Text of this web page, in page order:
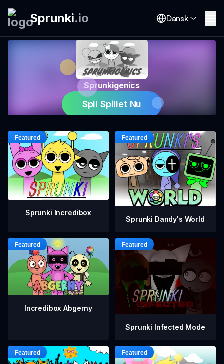
Sprunki.io Dansk
Sprunkigenics
Spil Spillet Nu
Sprunki Incredibox
Sprunki Dandy's World
Incredibox Abgerny
Sprunki Infected Mode